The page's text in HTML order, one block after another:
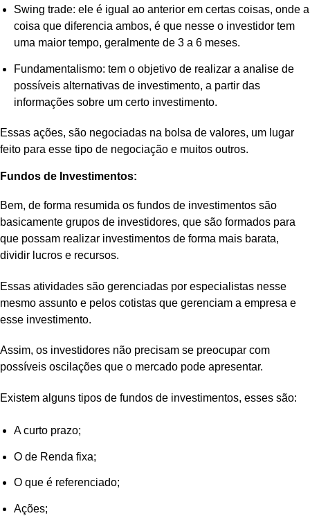
Swing trade: ele é igual ao anterior em certas coisas, onde a
coisa que diferencia ambos, é que nesse o investidor tem
uma maior tempo, geralmente de 3 a 6 meses.
Fundamentalismo: tem o objetivo de realizar a analise de
possíveis alternativas de investimento, a partir das
informações sobre um certo investimento.
Essas ações, são negociadas na bolsa de valores, um lugar
feito para esse tipo de negociação e muitos outros.
Fundos de Investimentos:
Bem, de forma resumida os fundos de investimentos são
basicamente grupos de investidores, que são formados para
que possam realizar investimentos de forma mais barata,
dividir lucros e recursos.
Essas atividades são gerenciadas por especialistas nesse
mesmo assunto e pelos cotistas que gerenciam a empresa e
esse investimento.
Assim, os investidores não precisam se preocupar com
possíveis oscilações que o mercado pode apresentar.
Existem alguns tipos de fundos de investimentos, esses são:
A curto prazo;
O de Renda fixa;
O que é referenciado;
Ações;